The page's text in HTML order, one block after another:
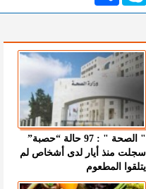
" الصحة " : 97 حالة “حصبة”
سجلت منذ أيار لدى أشخاص لم
يتلقوا المطعوم